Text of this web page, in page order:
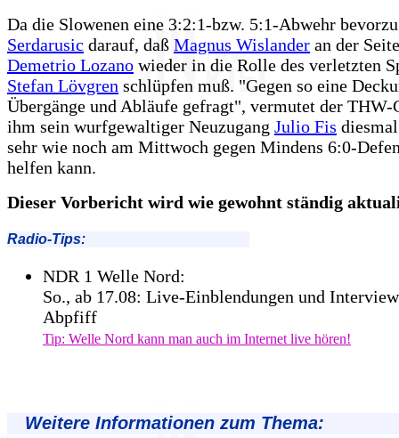
Da die Slowenen eine 3:2:1-bzw. 5:1-Abwehr
Serdarusic darauf, daß Magnus Wislander an der
Demetrio Lozano wieder in die Rolle des verletzten
Stefan Lövgren schlüpfen muß. "Gegen so eine
Übergänge und Abläufe gefragt", vermutet der THW-
ihm sein wurfgewaltiger Neuzugang Julio Fis
sehr wie noch am Mittwoch gegen Mindens 6:0-
helfen kann.
Dieser Vorbericht wird wie gewohnt ständig
Radio-Tips:
NDR 1 Welle Nord:
So., ab 17.08: Live-Einblendungen und
Abpfiff
Tip: Welle Nord kann man auch im Internet live hören!
Weitere Informationen zum Thema: